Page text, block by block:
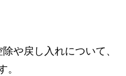
や戻し入れについて、